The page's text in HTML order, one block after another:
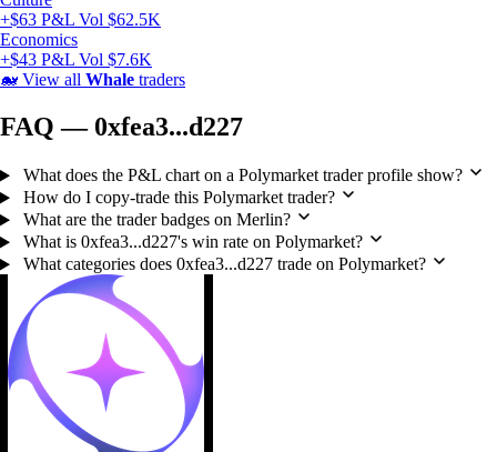
+$63 P&L Vol $62.5K
Economics
+$43 P&L Vol $7.6K
🐋 View all Whale traders
FAQ — 0xfea3...d227
What does the P&L chart on a Polymarket trader profile show?
How do I copy-trade this Polymarket trader?
What are the trader badges on Merlin?
What is 0xfea3...d227's win rate on Polymarket?
What categories does 0xfea3...d227 trade on Polymarket?